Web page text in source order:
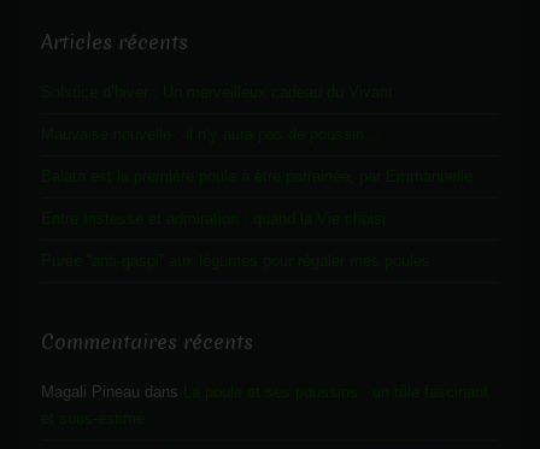
Articles récents
Commentaires récents
Magali Pineau dans